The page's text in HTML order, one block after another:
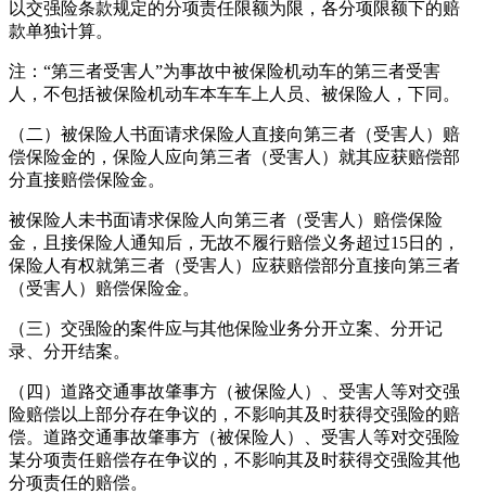
以交强险条款规定的分项责任限额为限，各分项限额下的赔
款单独计算。
注：“第三者受害人”为事故中被保险机动车的第三者受害
人，不包括被保险机动车本车车上人员、被保险人，下同。
（二）被保险人书面请求保险人直接向第三者（受害人）赔
偿保险金的，保险人应向第三者（受害人）就其应获赔偿部
分直接赔偿保险金。
被保险人未书面请求保险人向第三者（受害人）赔偿保险
金，且接保险人通知后，无故不履行赔偿义务超过15日的，
保险人有权就第三者（受害人）应获赔偿部分直接向第三者
（受害人）赔偿保险金。
（三）交强险的案件应与其他保险业务分开立案、分开记
录、分开结案。
（四）道路交通事故肇事方（被保险人）、受害人等对交强
险赔偿以上部分存在争议的，不影响其及时获得交强险的赔
偿。道路交通事故肇事方（被保险人）、受害人等对交强险
某分项责任赔偿存在争议的，不影响其及时获得交强险其他
分项责任的赔偿。